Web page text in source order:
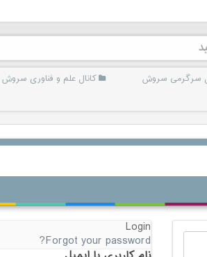
سرگرمی سروش
کانال علم و فناوری سروش
Login
Forgot your password?